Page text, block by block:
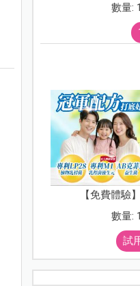
數量:
【免費體驗
數量:
試